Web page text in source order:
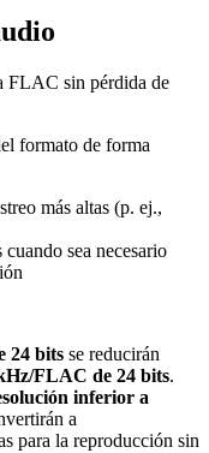
FLAC sin pérdida de
formato de forma
más altas (p. ej.,
sea necesario
24 bits se reducirán
FLAC de 24 bits.
inferior a
a
para la reproducción sin